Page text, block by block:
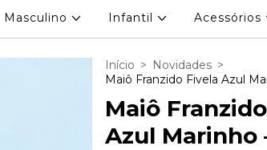
Masculino Infantil Acessórios
Início > Novidades >
Maiô Franzido Fivela Azul
Maiô
Azul Marinho